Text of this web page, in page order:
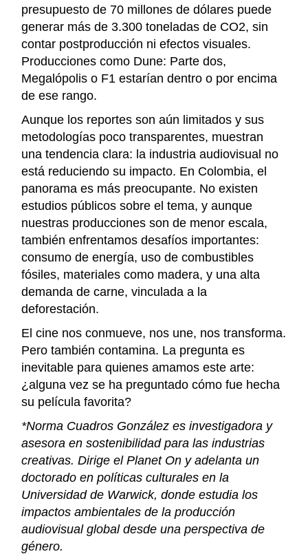
presupuesto de 70 millones de dólares puede
generar más de 3.300 toneladas de CO2, sin
contar postproducción ni efectos visuales.
Producciones como Dune: Parte dos,
Megalópolis o F1 estarían dentro o por encima
de ese rango.
Aunque los reportes son aún limitados y sus
metodologías poco transparentes, muestran
una tendencia clara: la industria audiovisual no
está reduciendo su impacto. En Colombia, el
panorama es más preocupante. No existen
estudios públicos sobre el tema, y aunque
nuestras producciones son de menor escala,
también enfrentamos desafíos importantes:
consumo de energía, uso de combustibles
fósiles, materiales como madera, y una alta
demanda de carne, vinculada a la
deforestación.
El cine nos conmueve, nos une, nos transforma.
Pero también contamina. La pregunta es
inevitable para quienes amamos este arte:
¿alguna vez se ha preguntado cómo fue hecha
su película favorita?
*Norma Cuadros González es investigadora y
asesora en sostenibilidad para las industrias
creativas. Dirige el Planet On y adelanta un
doctorado en políticas culturales en la
Universidad de Warwick, donde estudia los
impactos ambientales de la producción
audiovisual global desde una perspectiva de
género.